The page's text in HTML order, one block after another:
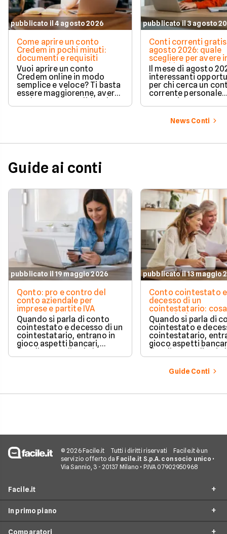
pubblicato il 4 agosto 2026
Come aprire un conto
Credem in pochi minuti:
documenti e requisiti
Vuoi aprire un conto
Credem online in modo
semplice e veloce? Ti basta
essere maggiorenne, avere
un documento valido o lo
SPID e preparare pochi dati
requisiti e i passaggi
pubblicato il 3 agosto
Conti correnti
agosto 2026: quale
scegliere per avere
e cashback?
Il mese di agosto
interessanti
per chi cerca un
corrente personale
conveniente e a
News Conti
Guide ai conti
pubblicato il 19 maggio 2026
Qonto: pro e contro del
conto aziendale per
imprese e partite IVA
Quando si parla di conto
cointestato e decesso di un
cointestatario, entrano in
gioco aspetti bancari,
fiscali ed ereditari che
spesso generano
pubblicato il 13 maggio
Conto cointestato e
decesso di un
cointestatario: cosa
succede davvero
blocchi, quote e
successione
Quando si parla di
cointestato e
cointestatario,
gioco aspetti
fiscali ed ereditari
spesso generano
confusione.
Guide Conti
© 2026 Facile.it Tutti i diritti riservati
Facile.it è un
servizio offerto da Facile.it S.p.A. con socio unico •
Via Sannio, 3 - 20137 Milano • P.IVA 07902950968
Facile.it
Assicurazioni
In primo piano
Comparatori